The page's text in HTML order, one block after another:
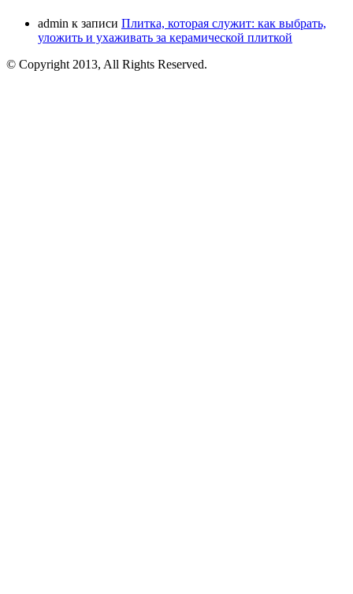
admin к записи Плитка, которая служит: как выбрать,
уложить и ухаживать за керамической плиткой
© Copyright 2013, All Rights Reserved.